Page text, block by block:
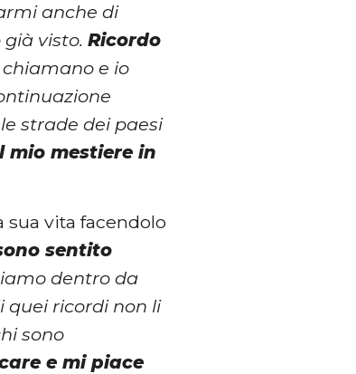
anche di
già visto.Ricordo
e io
strade dei paesi
mio mestiere in
sua vita facendolo
sentito
dentro da
quei ricordi non li
sono
e mi piace